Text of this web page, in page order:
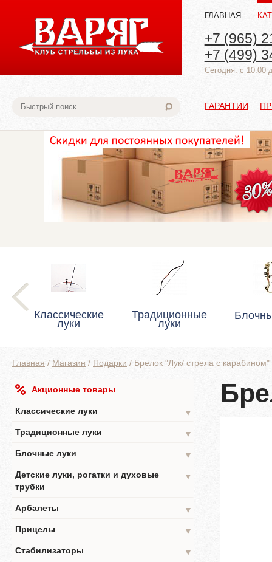
ГЛАВНАЯ
+7 (965)
+7 (499)
Cегодня: с 10:00
ГАРАНТИИ
Классические
луки
Традиционные
луки
Главная / Магазин / Подарки / Брелок "Лук/ стрела с карабином"
Акционные товары
Классические луки
▼
Традиционные луки
▼
Блочные луки
▼
Детские луки, рогатки и духовые
трубки
▼
Арбалеты
▼
Прицелы
▼
Стабилизаторы
▼